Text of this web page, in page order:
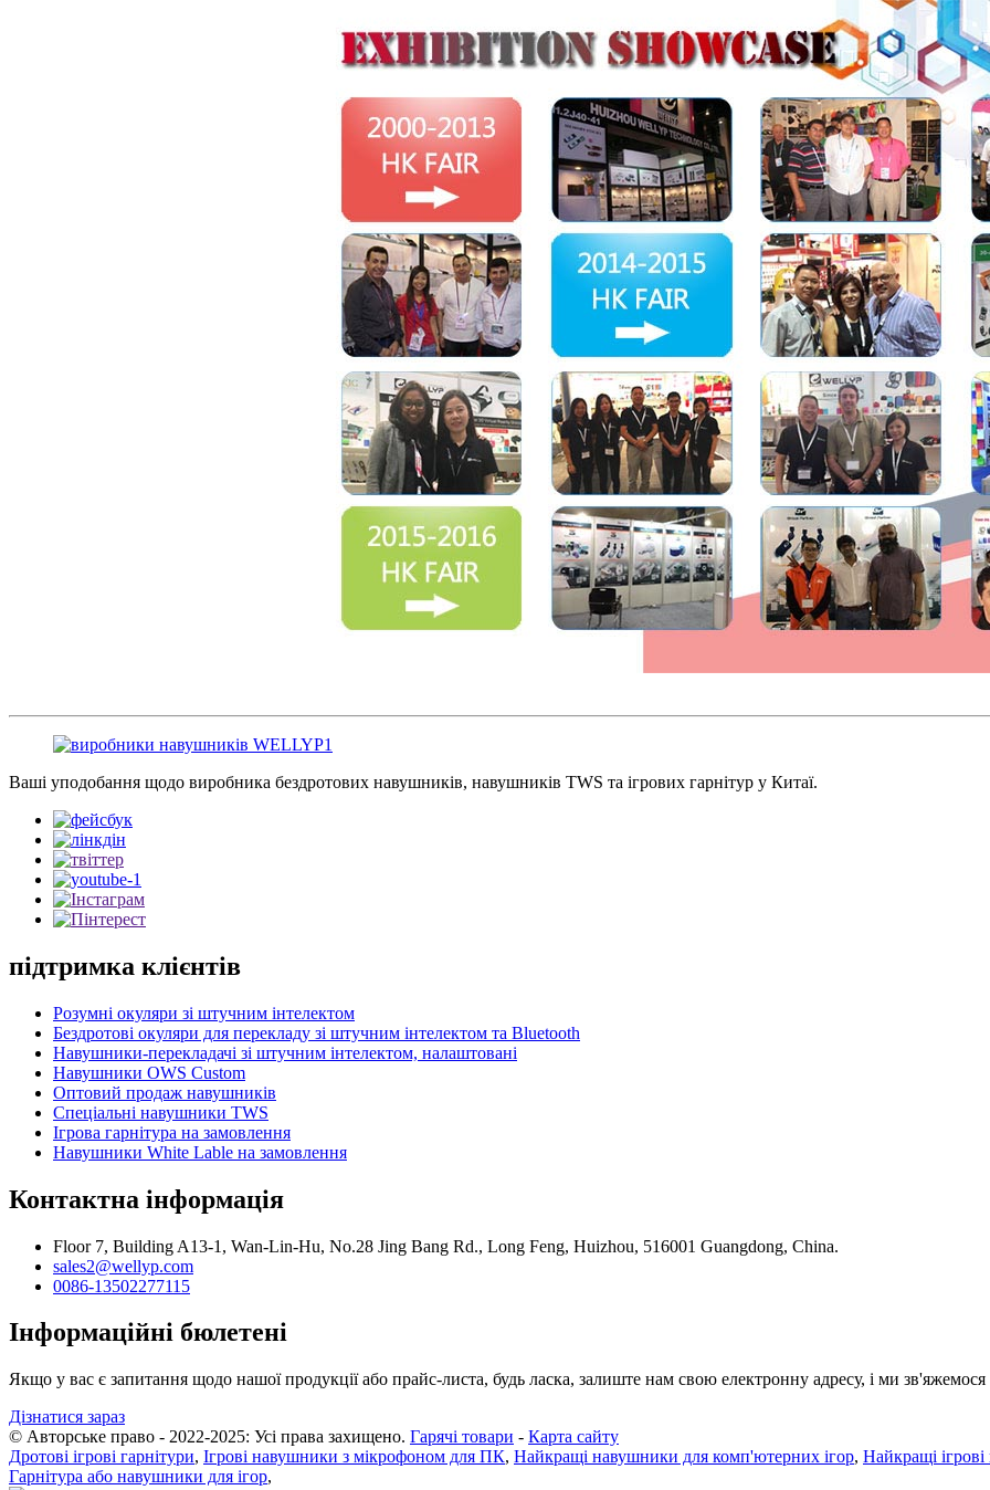
Ваші уподобання щодо виробника бездротових навушників, навушників TWS та ігрових гарнітур у Китаї.
підтримка клієнтів
Розумні окуляри зі штучним інтелектом
Бездротові окуляри для перекладу зі штучним інтелектом та Bluetooth
Навушники-перекладачі зі штучним інтелектом, налаштовані
Навушники OWS Custom
Оптовий продаж навушників
Спеціальні навушники TWS
Ігрова гарнітура на замовлення
Навушники White Lable на замовлення
Контактна інформація
Floor 7, Building A13-1, Wan-Lin-Hu, No.28 Jing Bang Rd., Long Feng, Huizhou, 516001 Guangdong, China.
sales2@wellyp.com
0086-13502277115
Інформаційні бюлетені
Якщо у вас є запитання щодо нашої продукції або прайс-листа, будь ласка, залиште нам свою електронну адресу, і ми
Дізнатися зараз
© Авторське право - 2022-2025: Усі права захищено. Гарячі товари - Карта сайту
Дротові ігрові гарнітури, Ігрові навушники з мікрофоном для ПК, Найкращі навушники для комп'ютерних ігор, Найкращі
Гарнітура або навушники для ігор,